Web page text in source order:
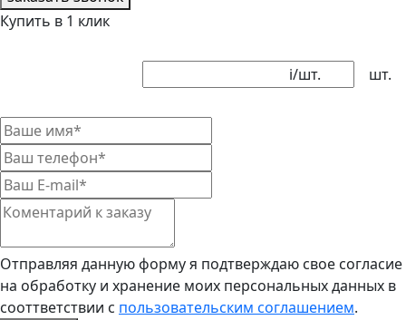
Купить в 1 клик
шт.
i/шт.
Отправляя данную форму я подтверждаю свое согласие
на обработку и хранение моих персональных данных в
сооттветствии с пользовательским соглашением.